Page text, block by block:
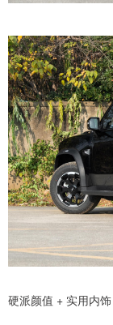
硬派颜值 + 实用内